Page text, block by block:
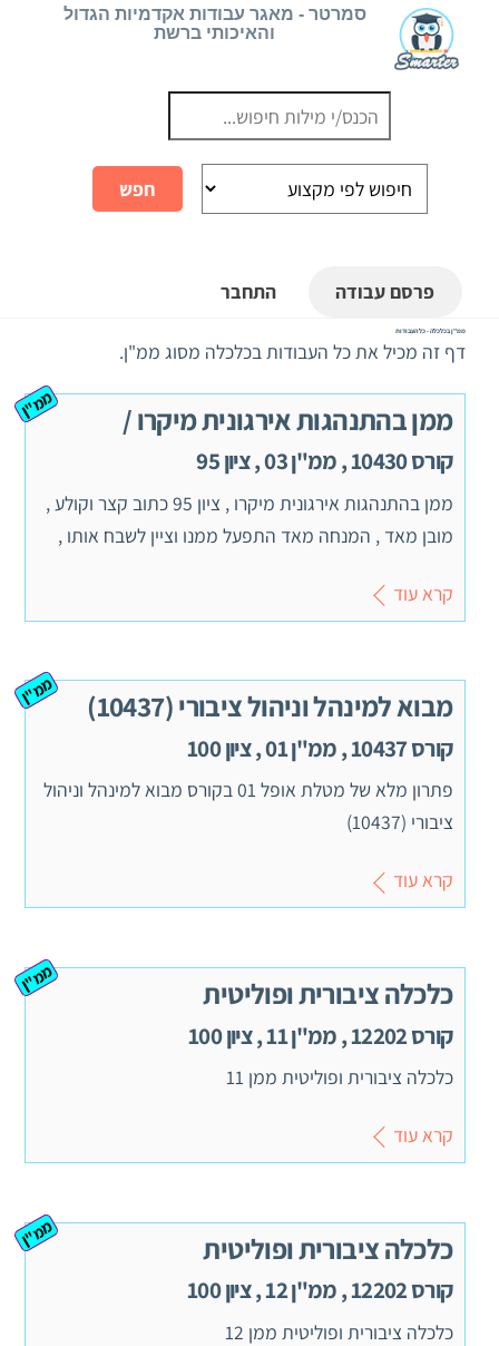
סמרטר - מאגר עבודות אקדמיות הגדול
והאיכותי ברשת
פרסם עבודה התחבר
ממ"ן בכלכלה - כל העבודות
דף זה מכיל את כל העבודות בכלכלה מסוג ממ"ן.
ממן בהתנהגות אירגונית מיקרו /
קורס 10430 , ממ"ן 03 , ציון 95
ממ"ן
ממן בהתנהגות אירגונית מיקרו , ציון 95 כתוב קצר וקולע ,
מובן מאד , המנחה מאד התפעל ממנו וציין לשבח אותו ,
קרא עוד
מבוא למינהל וניהול ציבורי (10437)
קורס 10437 , ממ"ן 01 , ציון 100
ממ"ן
פתרון מלא של מטלת אופל 01 בקורס מבוא למינהל וניהול
ציבורי (10437)
קרא עוד
כלכלה ציבורית ופוליטית
קורס 12202 , ממ"ן 11 , ציון 100
ממ"ן
כלכלה ציבורית ופוליטית ממן 11
קרא עוד
כלכלה ציבורית ופוליטית
קורס 12202 , ממ"ן 12 , ציון 100
ממ"ן
כלכלה ציבורית ופוליטית ממן 12